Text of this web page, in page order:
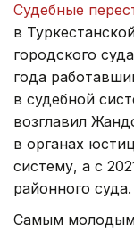
Судебные
в
городского
года
в судебной
возглавил
в органах
систему, а с
районного суда.
Самым молодым